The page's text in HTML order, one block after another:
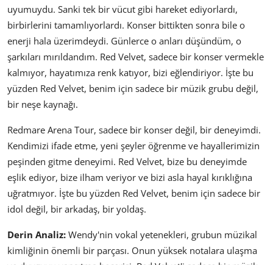
uyumuydu. Sanki tek bir vücut gibi hareket ediyorlardı,
birbirlerini tamamlıyorlardı. Konser bittikten sonra bile o
enerji hala üzerimdeydi. Günlerce o anları düşündüm, o
şarkıları mırıldandım. Red Velvet, sadece bir konser vermekle
kalmıyor, hayatımıza renk katıyor, bizi eğlendiriyor. İşte bu
yüzden Red Velvet, benim için sadece bir müzik grubu değil,
bir neşe kaynağı.
Redmare Arena Tour, sadece bir konser değil, bir deneyimdi.
Kendimizi ifade etme, yeni şeyler öğrenme ve hayallerimizin
peşinden gitme deneyimi. Red Velvet, bize bu deneyimde
eşlik ediyor, bize ilham veriyor ve bizi asla hayal kırıklığına
uğratmıyor. İşte bu yüzden Red Velvet, benim için sadece bir
idol değil, bir arkadaş, bir yoldaş.
Derin Analiz: Wendy'nin vokal yetenekleri, grubun müzikal
kimliğinin önemli bir parçası. Onun yüksek notalara ulaşma